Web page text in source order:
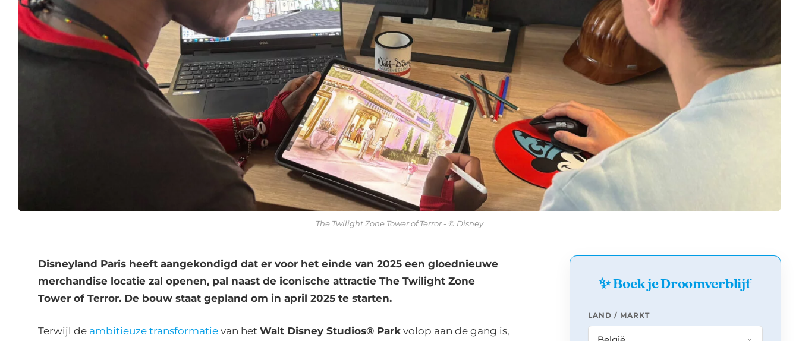
The Twilight Zone Tower of Terror - © Disney
Disneyland Paris heeft aangekondigd dat er voor het einde van 2025 een gloednieuwe
merchandise locatie zal openen, pal naast de iconische attractie The Twilight Zone
Tower of Terror. De bouw staat gepland om in april 2025 te starten.
Terwijl de ambitieuze transformatievan het Walt Disney Studios® Parkvolop aan de gang is,
✨ Boek je Droomverblijf
LAND / MARKT